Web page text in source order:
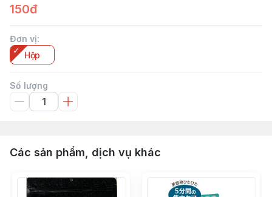
150đ
Đơn vị:
Hộp
Số lượng
Các sản phẩm, dịch vụ khác